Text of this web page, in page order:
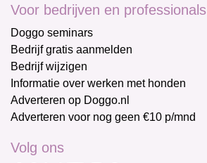
Voor bedrijven en professionals
Doggo seminars
Bedrijf gratis aanmelden
Bedrijf wijzigen
Informatie over werken met honden
Adverteren op Doggo.nl
Adverteren voor nog geen €10 p/mnd
Volg ons